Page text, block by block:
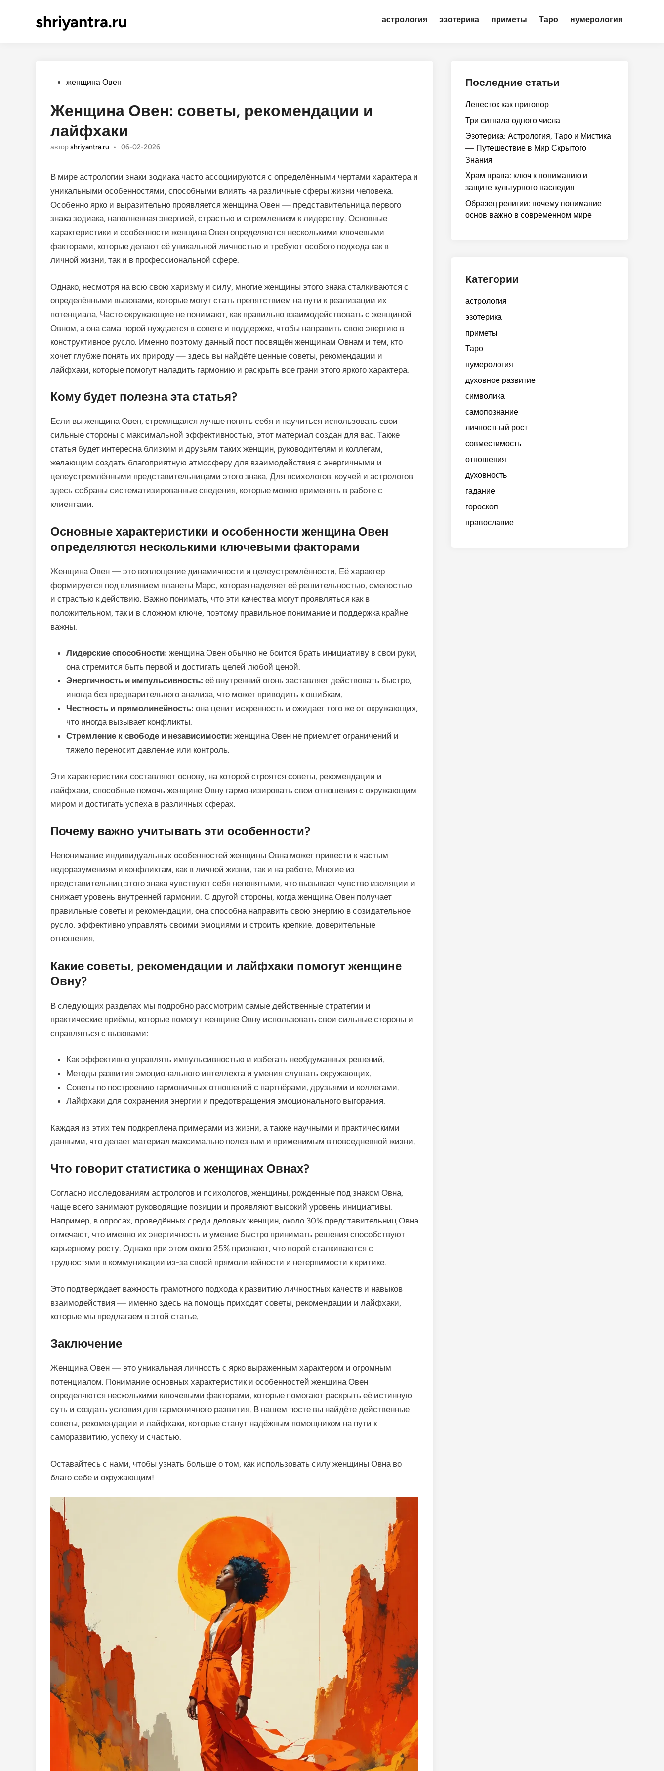
shriyantra.ru астрология эзотерика приметы Таро нумерология
Опубликовано
женщина Овен
Женщина Овен: советы, рекомендации и
лайфхаки
автор shriyantra.ru • 06-02-2026
В мире астрологии знаки зодиака часто ассоциируются с определёнными чертами характера и
уникальными особенностями, способными влиять на различные сферы жизни человека.
Особенно ярко и выразительно проявляется женщина Овен — представительница первого
знака зодиака, наполненная энергией, страстью и стремлением к лидерству. Основные
характеристики и особенности женщина Овен определяются несколькими ключевыми
факторами, которые делают её уникальной личностью и требуют особого подхода как в
личной жизни, так и в профессиональной сфере.
Однако, несмотря на всю свою харизму и силу, многие женщины этого знака сталкиваются с
определёнными вызовами, которые могут стать препятствием на пути к реализации их
потенциала. Часто окружающие не понимают, как правильно взаимодействовать с женщиной
Овном, а она сама порой нуждается в совете и поддержке, чтобы направить свою энергию в
конструктивное русло. Именно поэтому данный пост посвящён женщинам Овнам и тем, кто
хочет глубже понять их природу — здесь вы найдёте ценные советы, рекомендации и
лайфхаки, которые помогут наладить гармонию и раскрыть все грани этого яркого характера.
Кому будет полезна эта статья?
Если вы женщина Овен, стремящаяся лучше понять себя и научиться использовать свои
сильные стороны с максимальной эффективностью, этот материал создан для вас. Также
статья будет интересна близким и друзьям таких женщин, руководителям и коллегам,
желающим создать благоприятную атмосферу для взаимодействия с энергичными и
целеустремлёнными представительницами этого знака. Для психологов, коучей и астрологов
здесь собраны систематизированные сведения, которые можно применять в работе с
клиентами.
Основные характеристики и особенности женщина Овен
определяются несколькими ключевыми факторами
Женщина Овен — это воплощение динамичности и целеустремлённости. Её характер
формируется под влиянием планеты Марс, которая наделяет её решительностью, смелостью
и страстью к действию. Важно понимать, что эти качества могут проявляться как в
положительном, так и в сложном ключе, поэтому правильное понимание и поддержка крайне
важны.
Лидерские способности: женщина Овен обычно не боится брать инициативу в свои руки,
она стремится быть первой и достигать целей любой ценой.
Энергичность и импульсивность: её внутренний огонь заставляет действовать быстро,
иногда без предварительного анализа, что может приводить к ошибкам.
Честность и прямолинейность: она ценит искренность и ожидает того же от окружающих,
что иногда вызывает конфликты.
Стремление к свободе и независимости: женщина Овен не приемлет ограничений и
тяжело переносит давление или контроль.
Эти характеристики составляют основу, на которой строятся советы, рекомендации и
лайфхаки, способные помочь женщине Овну гармонизировать свои отношения с окружающим
миром и достигать успеха в различных сферах.
Почему важно учитывать эти особенности?
Непонимание индивидуальных особенностей женщины Овна может привести к частым
недоразумениям и конфликтам, как в личной жизни, так и на работе. Многие из
представительниц этого знака чувствуют себя непонятыми, что вызывает чувство изоляции и
снижает уровень внутренней гармонии. С другой стороны, когда женщина Овен получает
правильные советы и рекомендации, она способна направить свою энергию в созидательное
русло, эффективно управлять своими эмоциями и строить крепкие, доверительные
отношения.
Какие советы, рекомендации и лайфхаки помогут женщине
Овну?
В следующих разделах мы подробно рассмотрим самые действенные стратегии и
практические приёмы, которые помогут женщине Овну использовать свои сильные стороны и
справляться с вызовами:
Как эффективно управлять импульсивностью и избегать необдуманных решений.
Методы развития эмоционального интеллекта и умения слушать окружающих.
Советы по построению гармоничных отношений с партнёрами, друзьями и коллегами.
Лайфхаки для сохранения энергии и предотвращения эмоционального выгорания.
Каждая из этих тем подкреплена примерами из жизни, а также научными и практическими
данными, что делает материал максимально полезным и применимым в повседневной жизни.
Что говорит статистика о женщинах Овнах?
Согласно исследованиям астрологов и психологов, женщины, рожденные под знаком Овна,
чаще всего занимают руководящие позиции и проявляют высокий уровень инициативы.
Например, в опросах, проведённых среди деловых женщин, около 30% представительниц Овна
отмечают, что именно их энергичность и умение быстро принимать решения способствуют
карьерному росту. Однако при этом около 25% признают, что порой сталкиваются с
трудностями в коммуникации из-за своей прямолинейности и нетерпимости к критике.
Это подтверждает важность грамотного подхода к развитию личностных качеств и навыков
взаимодействия — именно здесь на помощь приходят советы, рекомендации и лайфхаки,
которые мы предлагаем в этой статье.
Заключение
Женщина Овен — это уникальная личность с ярко выраженным характером и огромным
потенциалом. Понимание основных характеристик и особенностей женщина Овен
определяются несколькими ключевыми факторами, которые помогают раскрыть её истинную
суть и создать условия для гармоничного развития. В нашем посте вы найдёте действенные
советы, рекомендации и лайфхаки, которые станут надёжным помощником на пути к
саморазвитию, успеху и счастью.
Оставайтесь с нами, чтобы узнать больше о том, как использовать силу женщины Овна во
благо себе и окружающим!
Последние статьи
Лепесток как приговор
Три сигнала одного числа
Эзотерика: Астрология, Таро и Мистика
— Путешествие в Мир Скрытого
Знания
Храм права: ключ к пониманию и
защите культурного наследия
Образец религии: почему понимание
основ важно в современном мире
Категории
астрология
эзотерика
приметы
Таро
нумерология
духовное развитие
символика
самопознание
личностный рост
совместимость
отношения
духовность
гадание
гороскоп
православие